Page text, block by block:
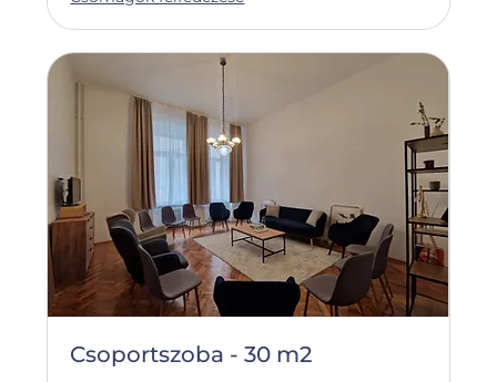
Csoportszoba - 30 m2